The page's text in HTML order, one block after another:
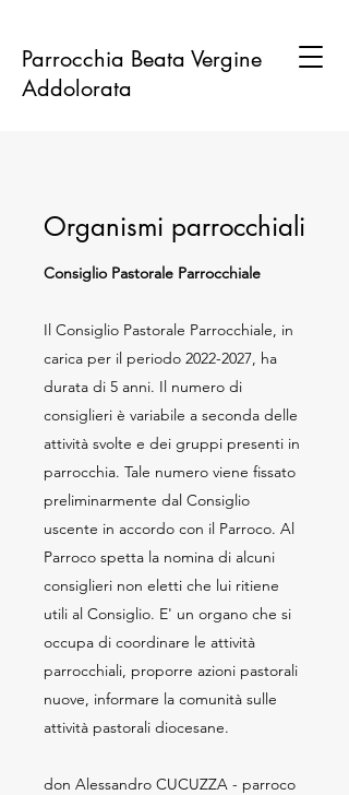
Parrocchia Beata Vergine
Addolorata
Organismi parrocchiali
Consiglio Pastorale Parrocchiale
Il Consiglio Pastorale Parrocchiale, in
carica per il periodo 2022-2027, ha
durata di 5 anni. Il numero di
consiglieri è variabile a seconda delle
attività svolte e dei gruppi presenti in
parrocchia. Tale numero viene fissato
preliminarmente dal Consiglio
uscente in accordo con il Parroco. Al
Parroco spetta la nomina di alcuni
consiglieri non eletti che lui ritiene
utili al Consiglio. E' un organo che si
occupa di coordinare le attività
parrocchiali, proporre azioni pastorali
nuove, informare la comunità sulle
attività pastorali diocesane.
don Alessandro CUCUZZA - parroco